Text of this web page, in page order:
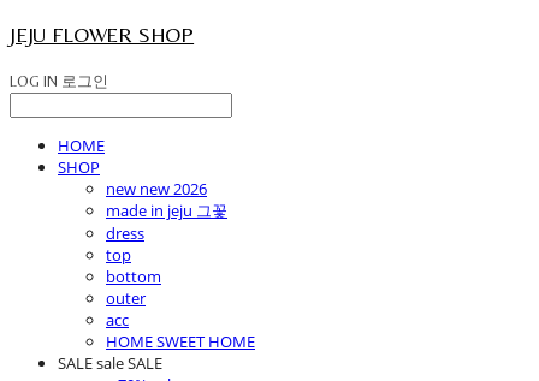
JEJU FLOWER SHOP
LOG IN 로그인
HOME
SHOP
new new 2026
made in jeju 그꽃
dress
top
bottom
outer
acc
HOME SWEET HOME
SALE sale SALE